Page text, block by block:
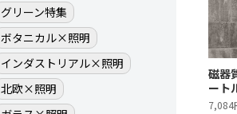
磁器
ート
7,084
グリーン特集
ボタニカル×照明
インダストリアル×照明
北欧×照明